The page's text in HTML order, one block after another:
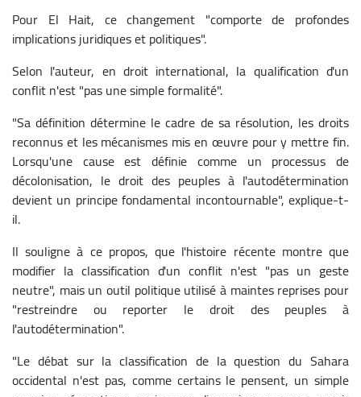
Pour El Hait, ce changement "comporte de profondes
implications juridiques et politiques".
Selon l'auteur, en droit international, la qualification d'un
conflit n'est "pas une simple formalité".
"Sa définition détermine le cadre de sa résolution, les droits
reconnus et les mécanismes mis en œuvre pour y mettre fin.
Lorsqu'une cause est définie comme un processus de
décolonisation, le droit des peuples à l'autodétermination
devient un principe fondamental incontournable", explique-t-
il.
Il souligne à ce propos, que l'histoire récente montre que
modifier la classification d'un conflit n'est "pas un geste
neutre", mais un outil politique utilisé à maintes reprises pour
"restreindre ou reporter le droit des peuples à
l'autodétermination".
"Le débat sur la classification de la question du Sahara
occidental n'est pas, comme certains le pensent, un simple